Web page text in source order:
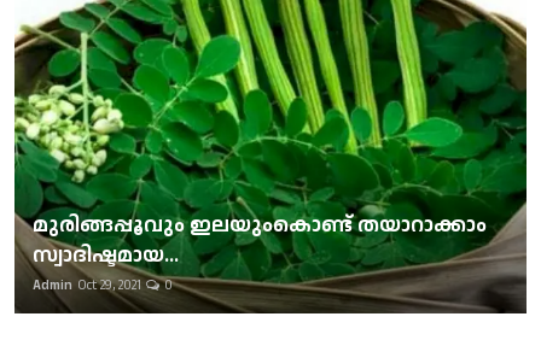
മുരിങ്ങപ്പൂവും ഇലയുംകൊണ്ട് തയാറാക്കാം
സ്വാദിഷ്ടമായ...
Admin Oct 29, 2021 0